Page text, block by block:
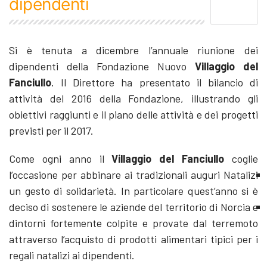
Si è tenuta a dicembre l’annuale riunione dei
dipendenti della Fondazione Nuovo Villaggio del
Fanciullo. Il Direttore ha presentato il bilancio di
attività del 2016 della Fondazione, illustrando gli
obiettivi raggiunti e il piano delle attività e dei progetti
previsti per il 2017.
Come ogni anno ilVillaggio del Fanciullo coglie
l’occasione per abbinare ai tradizionali auguri Natalizi
un gesto di solidarietà. In particolare quest’anno si è
deciso di sostenere le aziende del territorio di Norcia e
dintorni fortemente colpite e provate dal terremoto
attraverso l’acquisto di prodotti alimentari tipici per i
regali natalizi ai dipendenti.